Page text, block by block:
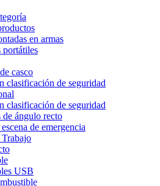
en armas
portátiles
casco
clasificación de seguridad
clasificación de seguridad
de ángulo recto
de emergencia
USB